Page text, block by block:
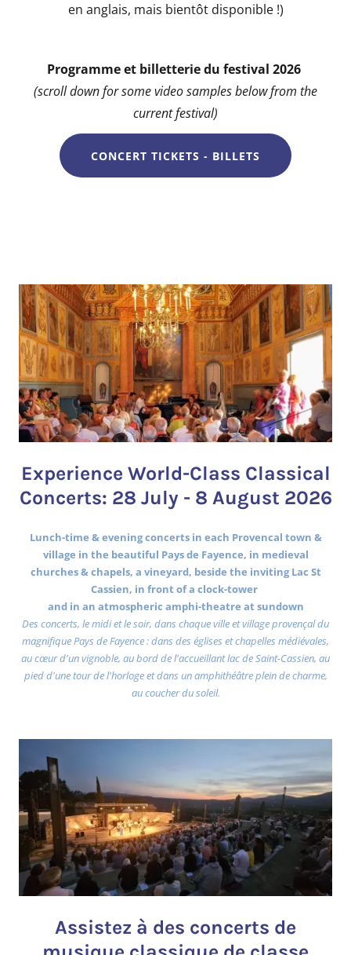
en anglais, mais bientôt disponible !)
Programme et billetterie du festival 2026
(scroll down for some video samples below from the
current festival)
CONCERT TICKETS - BILLETS
Experience World-Class Classical
Concerts: 28 July - 8 August 2026
Lunch-time & evening concerts in each Provencal town &
village in the beautiful Pays de Fayence, in medieval
churches & chapels, a vineyard, beside the inviting Lac St
Cassien, in front of a clock-tower
and in an atmospheric amphi-theatre at sundown
Des concerts, le midi et le soir, dans chaque ville et village provençal du
magnifique Pays de Fayence : dans des églises et chapelles médiévales,
au cœur d'un vignoble, au bord de l'accueillant lac de Saint-Cassien, au
pied d'une tour de l'horloge et dans un amphithéâtre plein de charme,
au coucher du soleil.
Assistez à des concerts de